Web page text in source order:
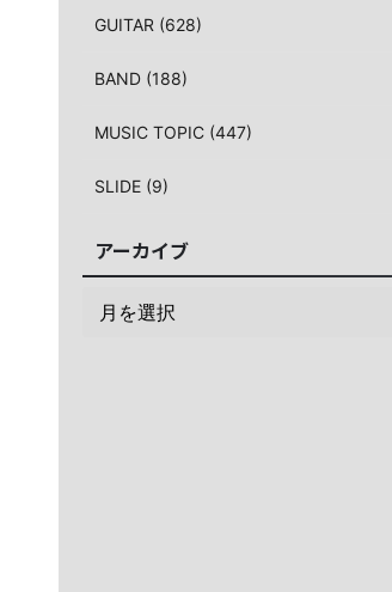
GUITAR (628)
BAND (188)
MUSIC TOPIC (447)
SLIDE (9)
アーカイブ